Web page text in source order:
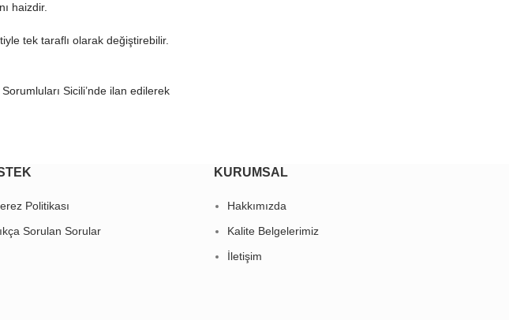
haizdir.
tek taraflı olarak değiştirebilir.
Sicili’nde ilan edilerek
Politikası
Sorulan Sorular
KURUMSAL
Hakkımızda
Kalite Belgelerimiz
İletişim